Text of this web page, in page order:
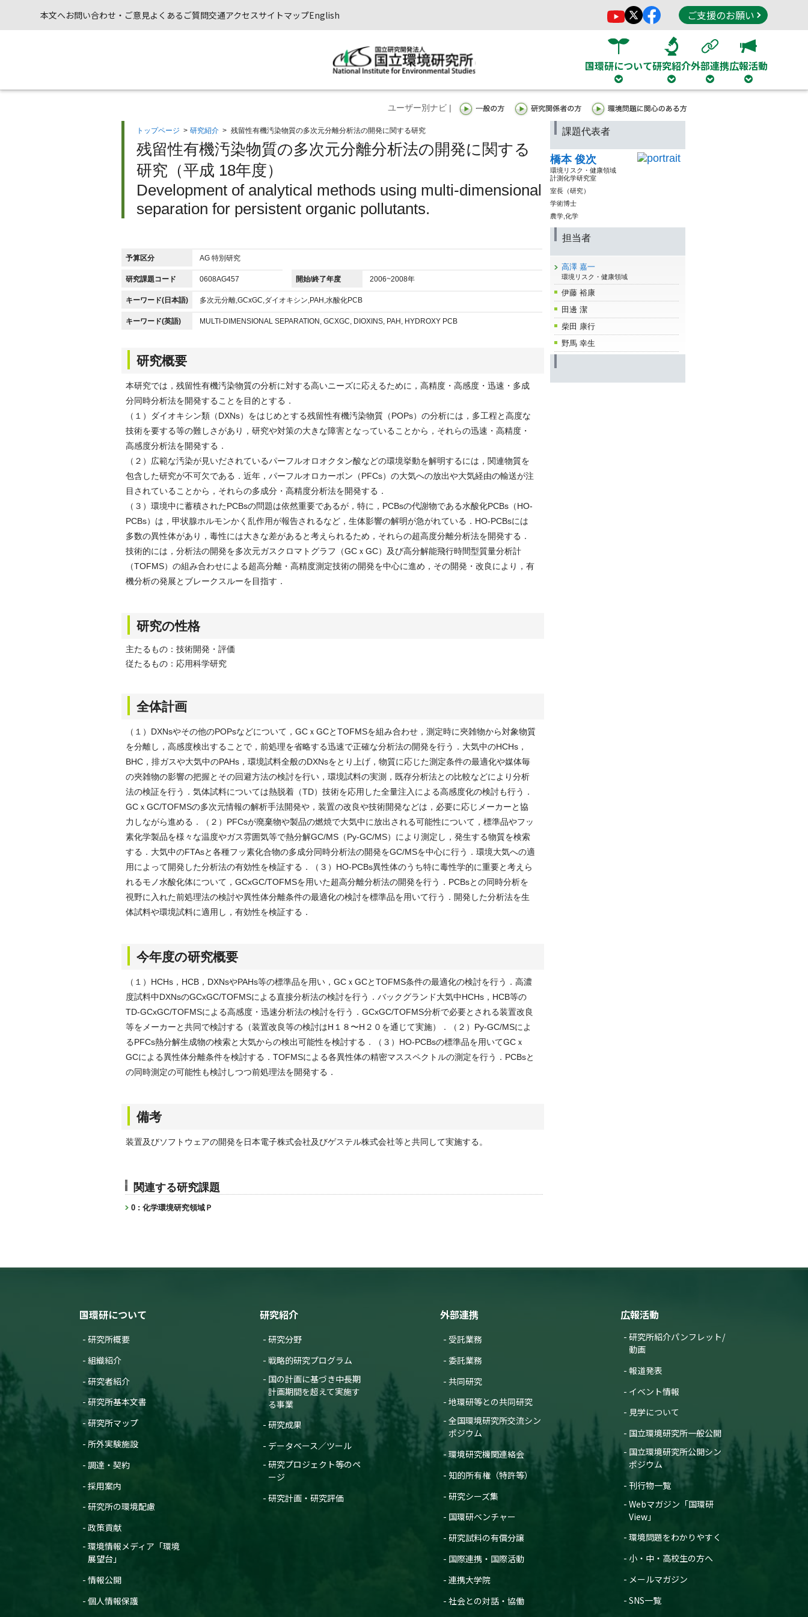
本文へお問い合わせ・ご意見よくあるご質問交通アクセスサイトマップEnglish ご支援のお願い
国環研について研究紹介外部連携広報活動
ユーザー別ナビ |
トップページ > 研究紹介 > 残留性有機汚染物質の多次元分離分析法の開発に関する研究
残留性有機汚染物質の多次元分離分析法の開発に関する
研究（平成 18年度）
Development of analytical methods using multi-dimensional
separation for persistent organic pollutants.
予算区分 AG 特別研究
研究課題コード 0608AG457 開始/終了年度 2006~2008年
キーワード(日本語) 多次元分離,GCxGC,ダイオキシン,PAH,水酸化PCB
キーワード(英語) MULTI-DIMENSIONAL SEPARATION, GCXGC, DIOXINS, PAH, HYDROXY PCB
研究概要
本研究では，残留性有機汚染物質の分析に対する高いニーズに応えるために，高精度・高感度・迅速・多成
分同時分析法を開発することを目的とする．
（１）ダイオキシン類（DXNs）をはじめとする残留性有機汚染物質（POPs）の分析には，多工程と高度な
技術を要する等の難しさがあり，研究や対策の大きな障害となっていることから，それらの迅速・高精度・
高感度分析法を開発する．
（２）広範な汚染が見いだされているパーフルオロオクタン酸などの環境挙動を解明するには，関連物質を
包含した研究が不可欠である．近年，パーフルオロカーボン（PFCs）の大気への放出や大気経由の輸送が注
目されていることから，それらの多成分・高精度分析法を開発する．
（３）環境中に蓄積されたPCBsの問題は依然重要であるが，特に，PCBsの代謝物である水酸化PCBs（HO-
PCBs）は，甲状腺ホルモンかく乱作用が報告されるなど，生体影響の解明が急がれている．HO-PCBsには
多数の異性体があり，毒性には大きな差があると考えられるため，それらの超高度分離分析法を開発する．
技術的には，分析法の開発を多次元ガスクロマトグラフ（GCｘGC）及び高分解能飛行時間型質量分析計
（TOFMS）の組み合わせによる超高分離・高精度測定技術の開発を中心に進め，その開発・改良により，有
機分析の発展とブレークスルーを目指す．
研究の性格
主たるもの：技術開発・評価
従たるもの：応用科学研究
全体計画
（１）DXNsやその他のPOPsなどについて，GCｘGCとTOFMSを組み合わせ，測定時に夾雑物から対象物質
を分離し，高感度検出することで，前処理を省略する迅速で正確な分析法の開発を行う．大気中のHCHs，
BHC，排ガスや大気中のPAHs，環境試料全般のDXNsをとり上げ，物質に応じた測定条件の最適化や媒体毎
の夾雑物の影響の把握とその回避方法の検討を行い，環境試料の実測，既存分析法との比較などにより分析
法の検証を行う．気体試料については熱脱着（TD）技術を応用した全量注入による高感度化の検討も行う．
GCｘGC/TOFMSの多次元情報の解析手法開発や，装置の改良や技術開発などは，必要に応じメーカーと協
力しながら進める．（２）PFCsが廃棄物や製品の燃焼で大気中に放出される可能性について，標準品やフッ
素化学製品を様々な温度やガス雰囲気等で熱分解GC/MS（Py-GC/MS）により測定し，発生する物質を検索
する．大気中のFTAsと各種フッ素化合物の多成分同時分析法の開発をGC/MSを中心に行う．環境大気への適
用によって開発した分析法の有効性を検証する．（３）HO-PCBs異性体のうち特に毒性学的に重要と考えら
れるモノ水酸化体について，GCxGC/TOFMSを用いた超高分離分析法の開発を行う．PCBsとの同時分析を
視野に入れた前処理法の検討や異性体分離条件の最適化の検討を標準品を用いて行う．開発した分析法を生
体試料や環境試料に適用し，有効性を検証する．
今年度の研究概要
（１）HCHs，HCB，DXNsやPAHs等の標準品を用い，GCｘGCとTOFMS条件の最適化の検討を行う．高濃
度試料中DXNsのGCxGC/TOFMSによる直接分析法の検討を行う．バックグランド大気中HCHs，HCB等の
TD-GCxGC/TOFMSによる高感度・迅速分析法の検討を行う．GCxGC/TOFMS分析で必要とされる装置改良
等をメーカーと共同で検討する（装置改良等の検討はH１８〜H２０を通じて実施）．（２）Py-GC/MSによ
るPFCs熱分解生成物の検索と大気からの検出可能性を検討する．（３）HO-PCBsの標準品を用いてGCｘ
GCによる異性体分離条件を検討する．TOFMSによる各異性体の精密マススペクトルの測定を行う．PCBsと
の同時測定の可能性も検討しつつ前処理法を開発する．
備考
装置及びソフトウェアの開発を日本電子株式会社及びゲステル株式会社等と共同して実施する。
関連する研究課題
0 : 化学環境研究領域Ｐ
課題代表者
橋本 俊次
環境リスク・健康領域
計測化学研究室
室長（研究）
学術博士
農学,化学
担当者
高澤 嘉一
環境リスク・健康領域
伊藤 裕康
田邊 潔
柴田 康行
野馬 幸生
国環研について
研究所概要
組織紹介
研究者紹介
研究所基本文書
研究所マップ
所外実験施設
調達・契約
採用案内
研究所の環境配慮
政策貢献
環境情報メディア「環境
展望台」
情報公開
個人情報保護
研究紹介
研究分野
戦略的研究プログラム
国の計画に基づき中長期
計画期間を超えて実施す
る事業
研究成果
データベース／ツール
研究プロジェクト等のペ
ージ
研究計画・研究評価
外部連携
受託業務
委託業務
共同研究
地環研等との共同研究
全国環境研究所交流シン
ポジウム
環境研究機関連絡会
知的所有権（特許等）
研究シーズ集
国環研ベンチャー
研究試料の有償分譲
国際連携・国際活動
連携大学院
社会との対話・協働
広報活動
研究所紹介パンフレット/
動画
報道発表
イベント情報
見学について
国立環境研究所一般公開
国立環境研究所公開シン
ポジウム
刊行物一覧
Webマガジン「国環研
View」
環境問題をわかりやすく
小・中・高校生の方へ
メールマガジン
SNS一覧